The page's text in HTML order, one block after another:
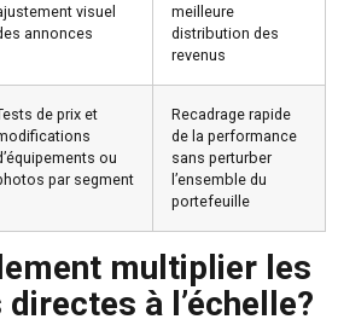
visuel
annonces
meilleure
distribution des
revenus
de prix et
ou
par segment
Recadrage rapide
de la performance
sans perturber
l’ensemble du
portefeuille
multiplier les
à l’échelle?